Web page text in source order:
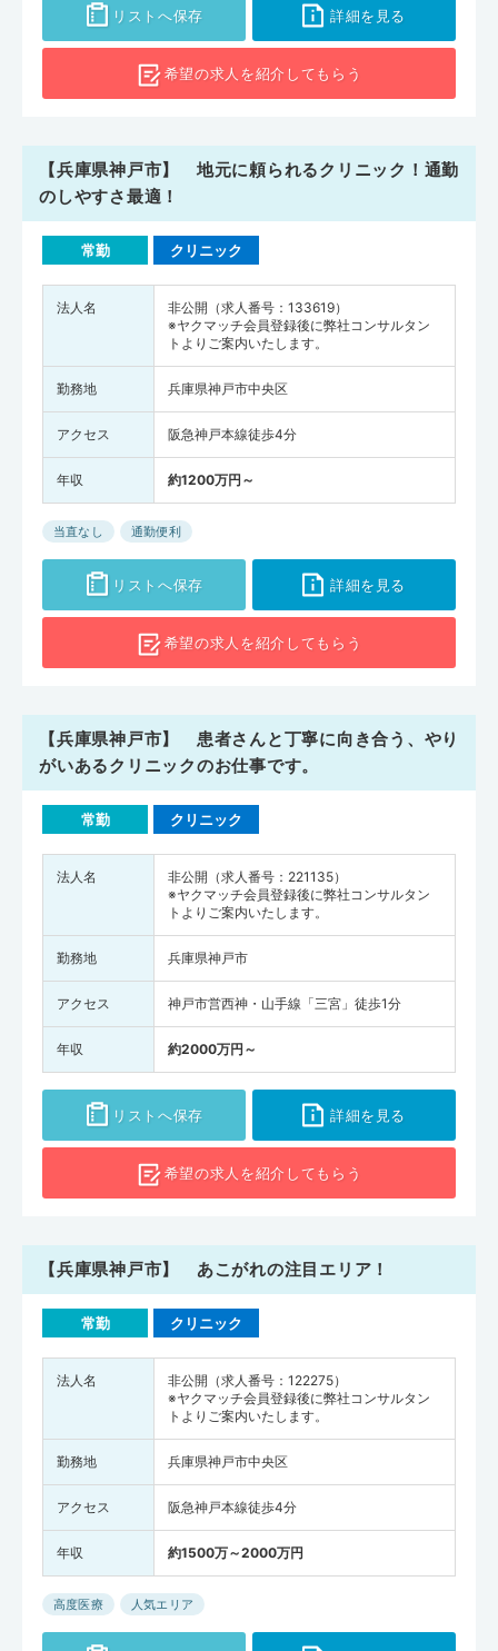
リストへ保存 詳細を見る
希望の求人を紹介してもらう
【兵庫県神戸市】 地元に頼られるクリニック！通勤
のしやすさ最適！
常勤 クリニック
法人名
非公開（求人番号：133619）
※ヤクマッチ会員登録後に弊社コンサルタン
トよりご案内いたします。
勤務地 兵庫県神戸市中央区
アクセス 阪急神戸本線徒歩4分
年収 約1200万円～
当直なし 通勤便利
リストへ保存 詳細を見る
希望の求人を紹介してもらう
【兵庫県神戸市】 患者さんと丁寧に向き合う、やり
がいあるクリニックのお仕事です。
常勤 クリニック
法人名
非公開（求人番号：221135）
※ヤクマッチ会員登録後に弊社コンサルタン
トよりご案内いたします。
勤務地 兵庫県神戸市
アクセス 神戸市営西神・山手線「三宮」徒歩1分
年収 約2000万円～
リストへ保存 詳細を見る
希望の求人を紹介してもらう
【兵庫県神戸市】 あこがれの注目エリア！
常勤 クリニック
法人名
非公開（求人番号：122275）
※ヤクマッチ会員登録後に弊社コンサルタン
トよりご案内いたします。
勤務地 兵庫県神戸市中央区
アクセス 阪急神戸本線徒歩4分
年収 約1500万～2000万円
高度医療 人気エリア